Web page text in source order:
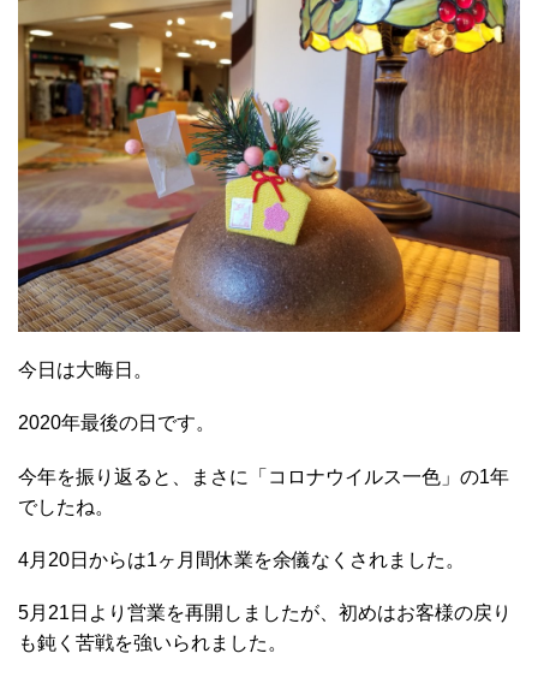
今日は大晦日。
2020年最後の日です。
今年を振り返ると、まさに「コロナウイルス一色」の1年
でしたね。
4月20日からは1ヶ月間休業を余儀なくされました。
5月21日より営業を再開しましたが、初めはお客様の戻り
も鈍く苦戦を強いられました。